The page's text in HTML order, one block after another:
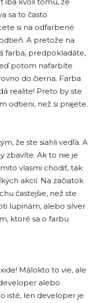
sa to často
si na odfarbené
A pretože na
farba, predpokladáte,
potom nafarbíte
do čierna. Farba
realite! Preto by ste
odtieni, než si prajete.
že ste siahli vedľa. A
zbavíte. Ak to nie je
vlasmi chodiť, tak
akcií. Na začiatok
častejšie, než ste
lupinám, alebo silver
ktoré sa o farbu
Málokto to vie, ale
alebo
isté, len developer je